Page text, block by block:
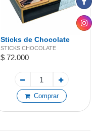
Sticks de Chocolate
400 Unidades
STICKS CHOCOLATE
$ 72.000
Comprar